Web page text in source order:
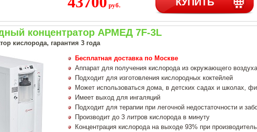
руб.
концентратор АРМЕД 7F-3L
кислорода, гарантия 3 года
Бесплатная доставка по Москве
Аппарат для получения кислорода из окружающего
Подходит для изготовления кислородных коктейлей
Может использоваться дома, в детских садах и школах,
Имеет выход для ингаляций
Подходит для терапии при легочной недостаточности и
Производит до 3 литров кислорода в минуту
Концентрация кислорода на выходе 93% при